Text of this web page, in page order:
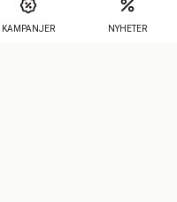
KAMPANJER NYHETER